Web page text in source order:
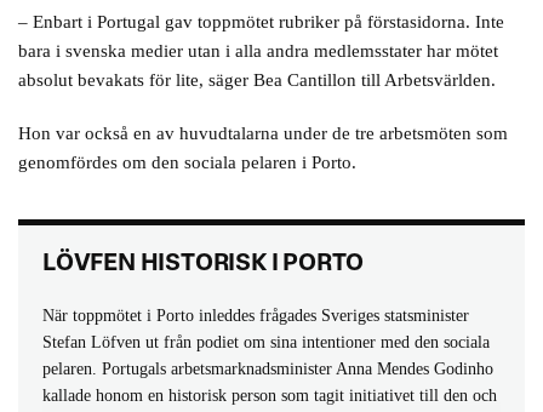
– Enbart i Portugal gav toppmötet rubriker på förstasidorna. Inte
bara i svenska medier utan i alla andra medlemsstater har mötet
absolut bevakats för lite, säger Bea Cantillon till Arbetsvärlden.
Hon var också en av huvudtalarna under de tre arbetsmöten som
genomfördes om den sociala pelaren i Porto.
LÖVFEN HISTORISK I PORTO
När toppmötet i Porto inleddes frågades Sveriges statsminister
Stefan Löfven ut från podiet om sina intentioner med den sociala
pelaren. Portugals arbetsmarknadsminister Anna Mendes Godinho
kallade honom en historisk person som tagit initiativet till den och